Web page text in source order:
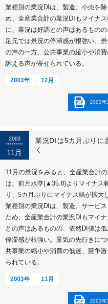
業種別の業況DIは、製造、小売を
め、全産業合計の業況DIもマイナ
に、業況は好調との声はあるもの
足元では景況の停滞感が根強い。
の声の一方、公共事業の縮小や消
訴える声が寄せられている。
2003年 12月
2003年
2003
11月
業況DIは5カ月ぶりに
く
11月の景況をみると、全産業合計
は、前月水準(▲35.8)よりマイナス
り、5カ月ぶりにマイナス幅が拡大
業種別の業況DIは、製造、サービ
ため、全産業合計の業況DIもマイ
との声はあるものの、依然DI値は
停滞感が根強い。景気の先行きに
共事業の縮小や消費の低迷、競争
られている。
2003年 11月
2003年